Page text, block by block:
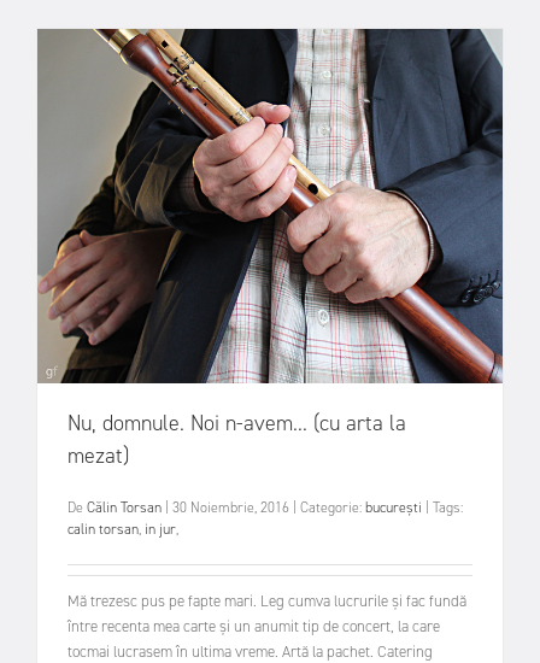
Nu, domnule. Noi n-avem... (cu arta la
mezat)
De Călin Torsan 30 Noiembrie, 2016 Categorie:bucurești
Tags:
calin torsan, in jur,
Mă trezesc pus pe fapte mari. Leg cumva lucrurile și fac fundă
între recenta mea carte și un anumit tip de concert, la care
tocmai lucrasem în ultima vreme. Artă la pachet. Catering